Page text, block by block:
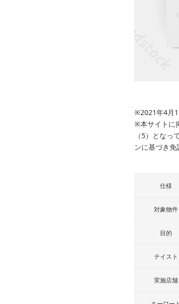
※2021年4月1
※本サイトに
（5）とな
ンに基づき免
仕様
対象物件
目的
テイスト
実施店舗